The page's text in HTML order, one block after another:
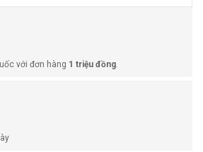
với đơn hàng 1 triệu đồng